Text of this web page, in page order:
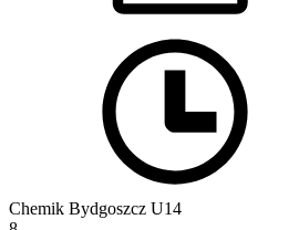
Chemik Bydgoszcz U14